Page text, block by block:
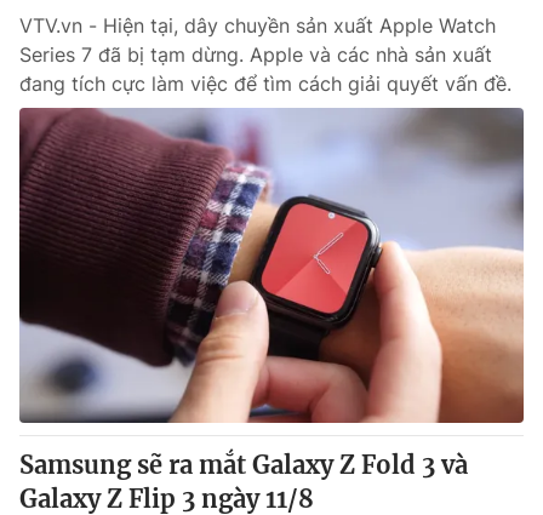
VTV.vn - Hiện tại, dây chuyền sản xuất Apple Watch
Series 7 đã bị tạm dừng. Apple và các nhà sản xuất
đang tích cực làm việc để tìm cách giải quyết vấn đề.
Samsung sẽ ra mắt Galaxy Z Fold 3 và
Galaxy Z Flip 3 ngày 11/8